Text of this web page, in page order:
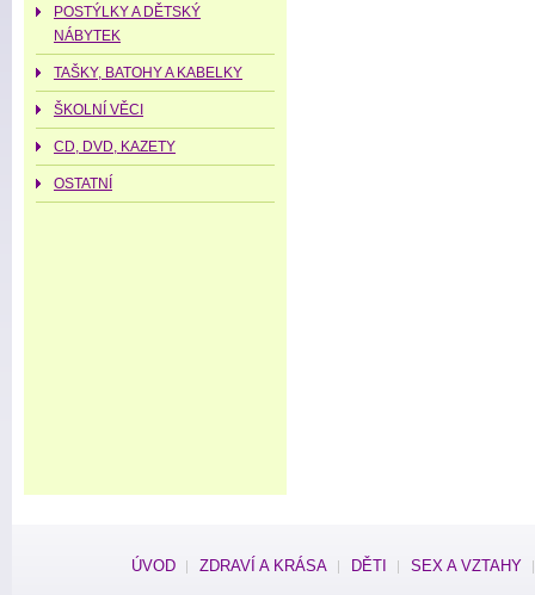
POSTÝLKY A DĚTSKÝ
NÁBYTEK
TAŠKY, BATOHY A KABELKY
ŠKOLNÍ VĚCI
CD, DVD, KAZETY
OSTATNÍ
ÚVOD ZDRAVÍ A KRÁSA DĚTI SEX A VZTAHY